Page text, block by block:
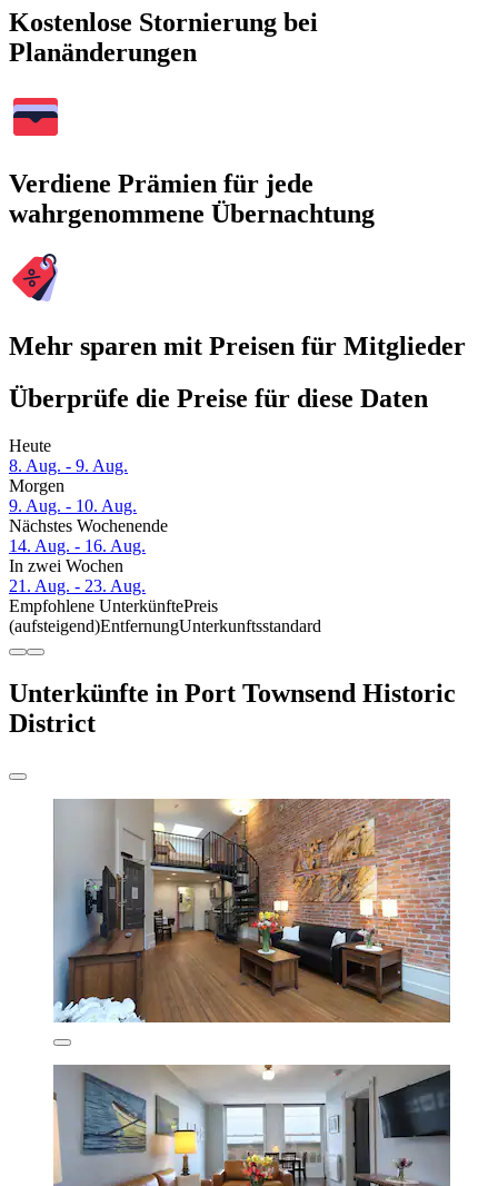
Kostenlose Stornierung bei
Planänderungen
Verdiene Prämien für jede
wahrgenommene Übernachtung
Mehr sparen mit Preisen für Mitglieder
Überprüfe die Preise für diese Daten
Heute
8. Aug. - 9. Aug.
Morgen
9. Aug. - 10. Aug.
Nächstes Wochenende
14. Aug. - 16. Aug.
In zwei Wochen
21. Aug. - 23. Aug.
Empfohlene UnterkünftePreis
(aufsteigend)EntfernungUnterkunftsstandard
Unterkünfte in Port Townsend Historic
District